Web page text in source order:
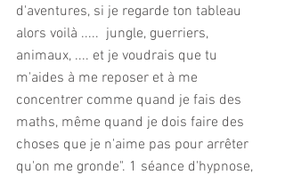
d'aventures, si je regarde ton tableau
alors voilà .....  jungle, guerriers,
animaux, .... et je voudrais que tu
m'aides à me reposer et à me
concentrer comme quand je fais des
maths, même quand je dois faire des
choses que je n'aime pas pour arrêter
qu'on me gronde". 1 séance d'hypnose,